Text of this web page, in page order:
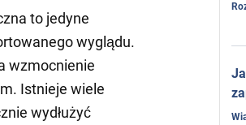
to jedyne
wyglądu.
wzmocnienie
Istnieje wiele
wydłużyć